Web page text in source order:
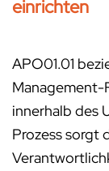
einrichten
APO01.01
Management-
innerhalb des
Prozess sorgt